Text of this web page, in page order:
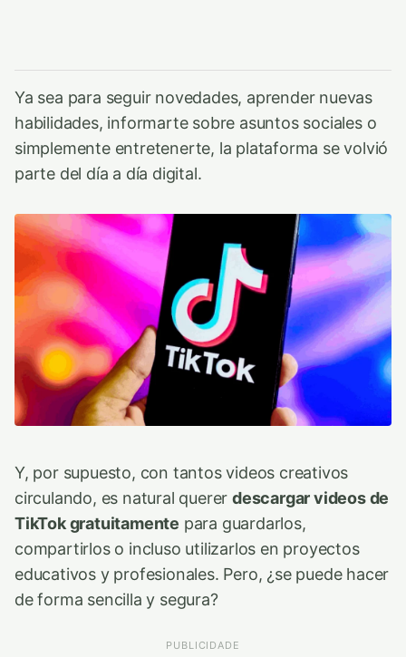
Ya sea para seguir novedades, aprender nuevas
habilidades, informarte sobre asuntos sociales o
simplemente entretenerte, la plataforma se volvió
parte del día a día digital.
Y, por supuesto, con tantos videos creativos
circulando, es natural quererdescargar videos de
TikTok gratuitamente para guardarlos,
compartirlos o incluso utilizarlos en proyectos
educativos y profesionales. Pero, ¿se puede hacer
de forma sencilla y segura?
PUBLICIDADE